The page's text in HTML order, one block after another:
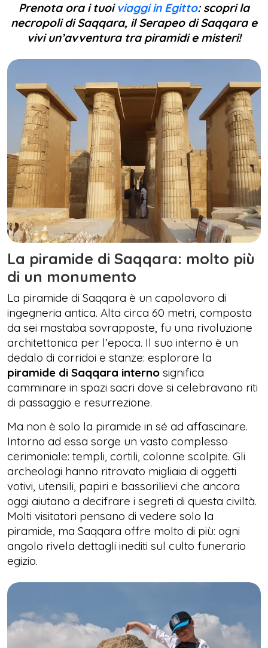
Prenota ora i tuoiviaggi in Egitto: scopri la
necropoli di Saqqara, il Serapeo di Saqqara e
vivi un’avventura tra piramidi e misteri!
La piramide di Saqqara: molto più
di un monumento
La piramide di Saqqara è un capolavoro di
ingegneria antica. Alta circa 60 metri, composta
da sei mastaba sovrapposte, fu una rivoluzione
architettonica per l’epoca. Il suo interno è un
dedalo di corridoi e stanze: esplorare la
piramide di Saqqara interno significa
camminare in spazi sacri dove si celebravano riti
di passaggio e resurrezione.
Ma non è solo la piramide in sé ad affascinare.
Intorno ad essa sorge un vasto complesso
cerimoniale: templi, cortili, colonne scolpite. Gli
archeologi hanno ritrovato migliaia di oggetti
votivi, utensili, papiri e bassorilievi che ancora
oggi aiutano a decifrare i segreti di questa civiltà.
Molti visitatori pensano di vedere solo la
piramide, ma Saqqara offre molto di più: ogni
angolo rivela dettagli inediti sul culto funerario
egizio.